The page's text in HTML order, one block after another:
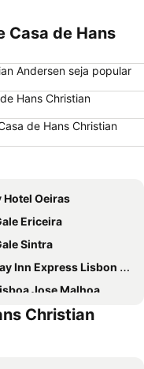
Casa de Hans
Andersen seja popular
Hans Christian
de Hans Christian
Hotel Oeiras
Ericeira
Sintra
Express Lisbon - Oeiras By Ihg
Jose Malhoa
Christian